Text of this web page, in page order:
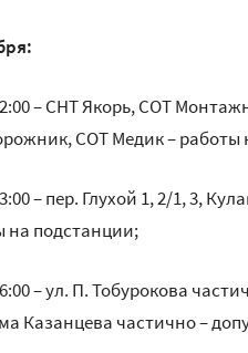
– СНТ Якорь, СОТ
СОТ Медик – работы
– пер. Глухой 1, 2/1, 3,
на подстанции;
– ул. П. Тобурокова
Казанцева частично –